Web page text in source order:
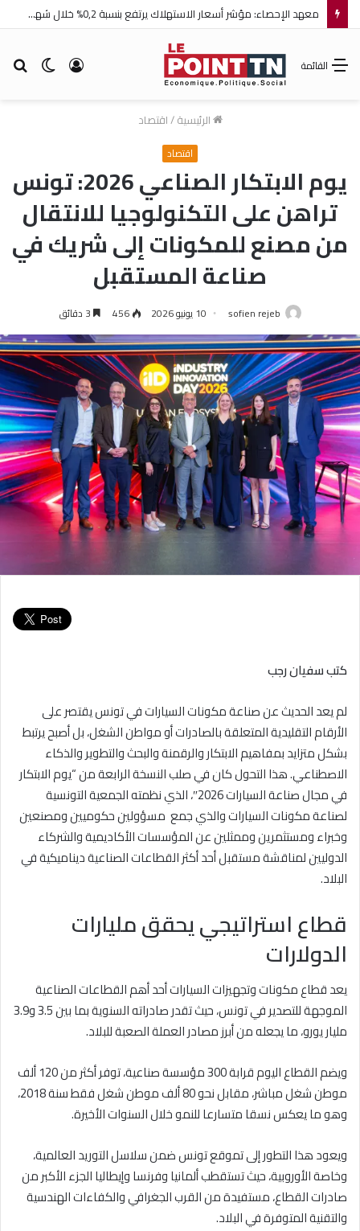
الفنانة التونسية آية باللآغة تتحصل على جائزة أفضل ممثلة ضمن مهرجان عمان السينمائي الدولي
الوضع تسجيل
القائمة
الرئيسية/اقتصاد
اقتصاد
يوم الابتكار الصناعي 2026: تونس
تراهن على التكنولوجيا للانتقال
من مصنع للمكونات إلى شريك في
صناعة المستقبل
sofien rejeb 10 يونيو 2026 456
كتب سفيان رجب
لم يعد الحديث عن صناعة مكونات السيارات في تونس يقتصر على
الأرقام التقليدية المتعلقة بالصادرات أو مواطن الشغل، بل أصبح يرتبط
بشكل متزايد بمفاهيم الابتكار والرقمنة والبحث والتطوير والذكاء
الاصطناعي. هذا التحول كان في صلب النسخة الرابعة من “يوم الابتكار
في مجال صناعة السيارات 2026″، الذي نظمته الجمعية التونسية
لصناعة مكونات السيارات والذي جمع مسؤولين حكوميين ومصنعين
وخبراء ومستثمرين وممثلين عن المؤسسات الأكاديمية والشركاء
الدوليين لمناقشة مستقبل أحد أكثر القطاعات الصناعية ديناميكية في
البلاد.
قطاع استراتيجي يحقق مليارات
الدولارات
يعد قطاع مكونات وتجهيزات السيارات أحد أهم القطاعات الصناعية
الموجهة للتصدير في تونس، حيث تقدر صادراته السنوية بما بين 3.5 و3.9
مليار يورو، ما يجعله من أبرز مصادر العملة الصعبة للبلاد.
ويضم القطاع اليوم قرابة 300 مؤسسة صناعية، توفر أكثر من 120 ألف
موطن شغل مباشر، مقابل نحو 80 ألف موطن شغل فقط سنة 2018،
وهو ما يعكس نسقا متسارعا للنمو خلال السنوات الأخيرة.
ويعود هذا التطور إلى تموقع تونس ضمن سلاسل التوريد العالمية،
وخاصة الأوروبية، حيث تستقطب ألمانيا وفرنسا وإيطاليا الجزء الأكبر من
صادرات القطاع، مستفيدة من القرب الجغرافي والكفاءات الهندسية
والتقنية المتوفرة في البلاد.